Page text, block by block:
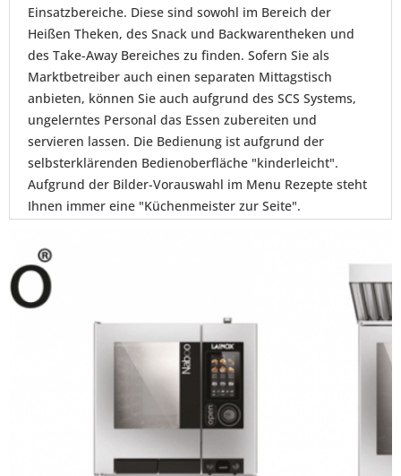
Einsatzbereiche. Diese sind sowohl im Bereich der
Heißen Theken, des Snack und Backwarentheken und
des Take-Away Bereiches zu finden. Sofern Sie als
Marktbetreiber auch einen separaten Mittagstisch
anbieten, können Sie auch aufgrund des SCS Systems,
ungelerntes Personal das Essen zubereiten und
servieren lassen. Die Bedienung ist aufgrund der
selbsterklärenden Bedienoberfläche "kinderleicht".
Aufgrund der Bilder-Vorauswahl im Menu Rezepte steht
Ihnen immer eine "Küchenmeister zur Seite".